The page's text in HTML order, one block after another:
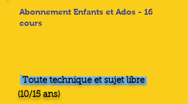
Abonnement Enfants et Ados - 16
cours
Toute technique et sujet libre
(10/15 ans)